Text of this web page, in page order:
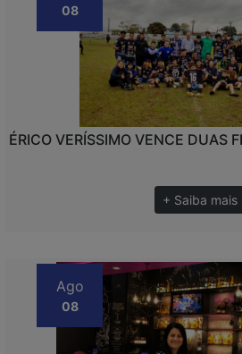
08
ÉRICO VERÍSSIMO VENCE DUAS
+ Saiba mais
Ago
08